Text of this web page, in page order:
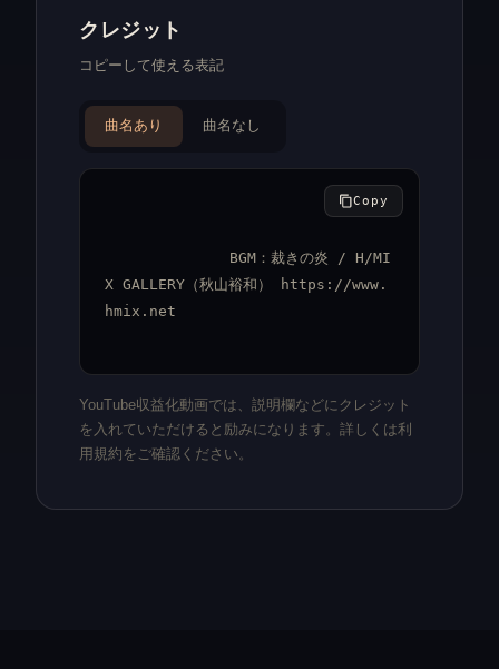
クレジット
コピーして使える表記
曲名あり 曲名なし
Copy
BGM：裁きの炎 / H/MI
X GALLERY（秋山裕和） https://www.
hmix.net
YouTube収益化動画では、説明欄などにクレジット
を入れていただけると励みになります。詳しくは利
用規約をご確認ください。